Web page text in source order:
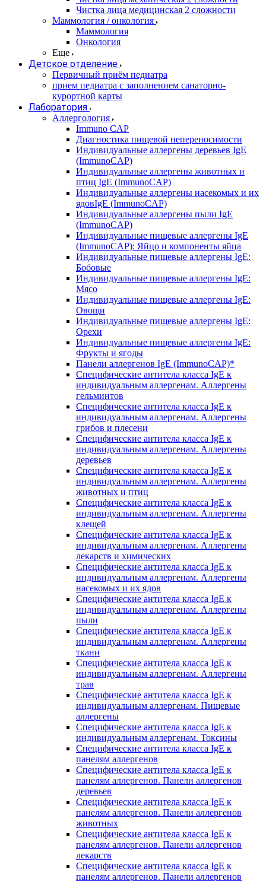
Чистка лица медицинская 2 сложности
Маммология / онкология
Маммология
Онкология
Еще
Детское отделение
Первичный приём педиатра
прием педиатра с заполнением санаторно-
курортной карты
Лаборатория
Аллергология
Immuno CAP
Диагностика пищевой непереносимости
Индивидуальные аллергены деревьев IgE
(ImmunoCAP)
Индивидуальные аллергены животных и
птиц IgE (ImmunoCAP)
Индивидуальные аллергены насекомых и их
ядовIgE (ImmunoCAP)
Индивидуальные аллергены пыли IgE
(ImmunoCAP)
Индивидуальные пищевые аллергены IgE
(ImmunoCAP): Яйцо и компоненты яйца
Индивидуальные пищевые аллергены IgE:
Бобовые
Индивидуальные пищевые аллергены IgE:
Мясо
Индивидуальные пищевые аллергены IgE:
Овощи
Индивидуальные пищевые аллергены IgE:
Орехи
Индивидуальные пищевые аллергены IgE:
Фрукты и ягоды
Панели аллергенов IgE (ImmunoCAP)*
Специфические антитела класса IgE к
индивидуальным аллергенам. Аллергены
гельминтов
Специфические антитела класса IgE к
индивидуальным аллергенам. Аллергены
грибов и плесени
Специфические антитела класса IgE к
индивидуальным аллергенам. Аллергены
деревьев
Специфические антитела класса IgE к
индивидуальным аллергенам. Аллергены
животных и птиц
Специфические антитела класса IgE к
индивидуальным аллергенам. Аллергены
клещей
Специфические антитела класса IgE к
индивидуальным аллергенам. Аллергены
лекарств и химических
Специфические антитела класса IgE к
индивидуальным аллергенам. Аллергены
насекомых и их ядов
Специфические антитела класса IgE к
индивидуальным аллергенам. Аллергены
пыли
Специфические антитела класса IgE к
индивидуальным аллергенам. Аллергены
ткани
Специфические антитела класса IgE к
индивидуальным аллергенам. Аллергены
трав
Специфические антитела класса IgE к
индивидуальным аллергенам. Пищевые
аллергены
Специфические антитела класса IgE к
индивидуальным аллергенам. Токсины
Специфические антитела класса IgE к
панелям аллергенов
Специфические антитела класса IgE к
панелям аллергенов. Панели аллергенов
деревьев
Специфические антитела класса IgE к
панелям аллергенов. Панели аллергенов
животных
Специфические антитела класса IgE к
панелям аллергенов. Панели аллергенов
лекарств
Специфические антитела класса IgE к
панелям аллергенов. Панели аллергенов